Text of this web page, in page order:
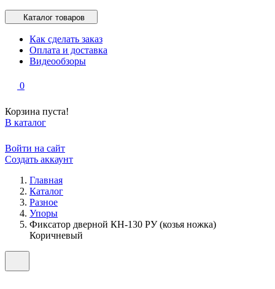
Каталог товаров
Как сделать заказ
Оплата и доставка
Видеообзоры
0
Корзина пуста!
В каталог
Войти на сайт
Создать аккаунт
Главная
Каталог
Разное
Упоры
Фиксатор дверной КН-130 РУ (козья ножка)
Коричневый